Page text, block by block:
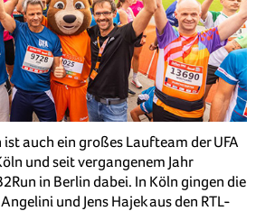
ist auch ein großes Laufteam der UFA
und seit vergangenem Jahr
in Berlin dabei. In Köln gingen die
und Jens Hajek aus den RTL-